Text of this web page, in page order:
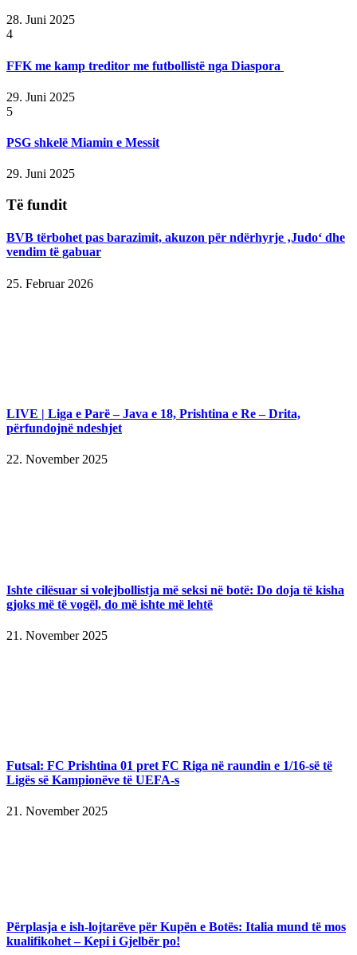
28. Juni 2025
4
FFK me kamp treditor me futbollistë nga Diaspora
29. Juni 2025
5
PSG shkelë Miamin e Messit
29. Juni 2025
Të fundit
BVB tërbohet pas barazimit, akuzon për ndërhyrje ‚Judo‘ dhe
vendim të gabuar
25. Februar 2026
LIVE | Liga e Parë – Java e 18, Prishtina e Re – Drita,
përfundojnë ndeshjet
22. November 2025
Ishte cilësuar si volejbollistja më seksi në botë: Do doja të kisha
gjoks më të vogël, do më ishte më lehtë
21. November 2025
Futsal: FC Prishtina 01 pret FC Riga në raundin e 1/16-së të
Ligës së Kampionëve të UEFA-s
21. November 2025
Përplasja e ish-lojtarëve për Kupën e Botës: Italia mund të mos
kualifikohet – Kepi i Gjelbër po!